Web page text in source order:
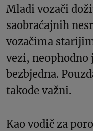
Mladi vozači
saobraćajnih
vozačima
vezi, neophodno
bezbjedna.
takođe važni.
Kao vodič za